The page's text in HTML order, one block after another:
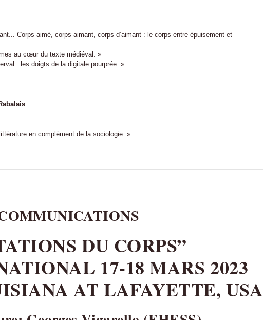
Corps aimé, corps aimant, corps d’aimant : le corps entre épuisement et
au cœur du texte médiéval. »
: les doigts de la digitale pourprée. »
en complément de la sociologie. »
DU CORPS”
17-18 MARS 2023
AT LAFAYETTE, USA